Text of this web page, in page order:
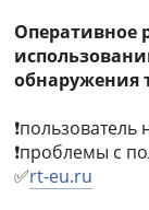
Оперативное
обнаружения
❗️проблемы с
✅rt-eu.ru